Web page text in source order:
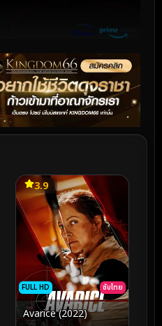
FULL HD ซับไทย
3.9
Avarice (2022)